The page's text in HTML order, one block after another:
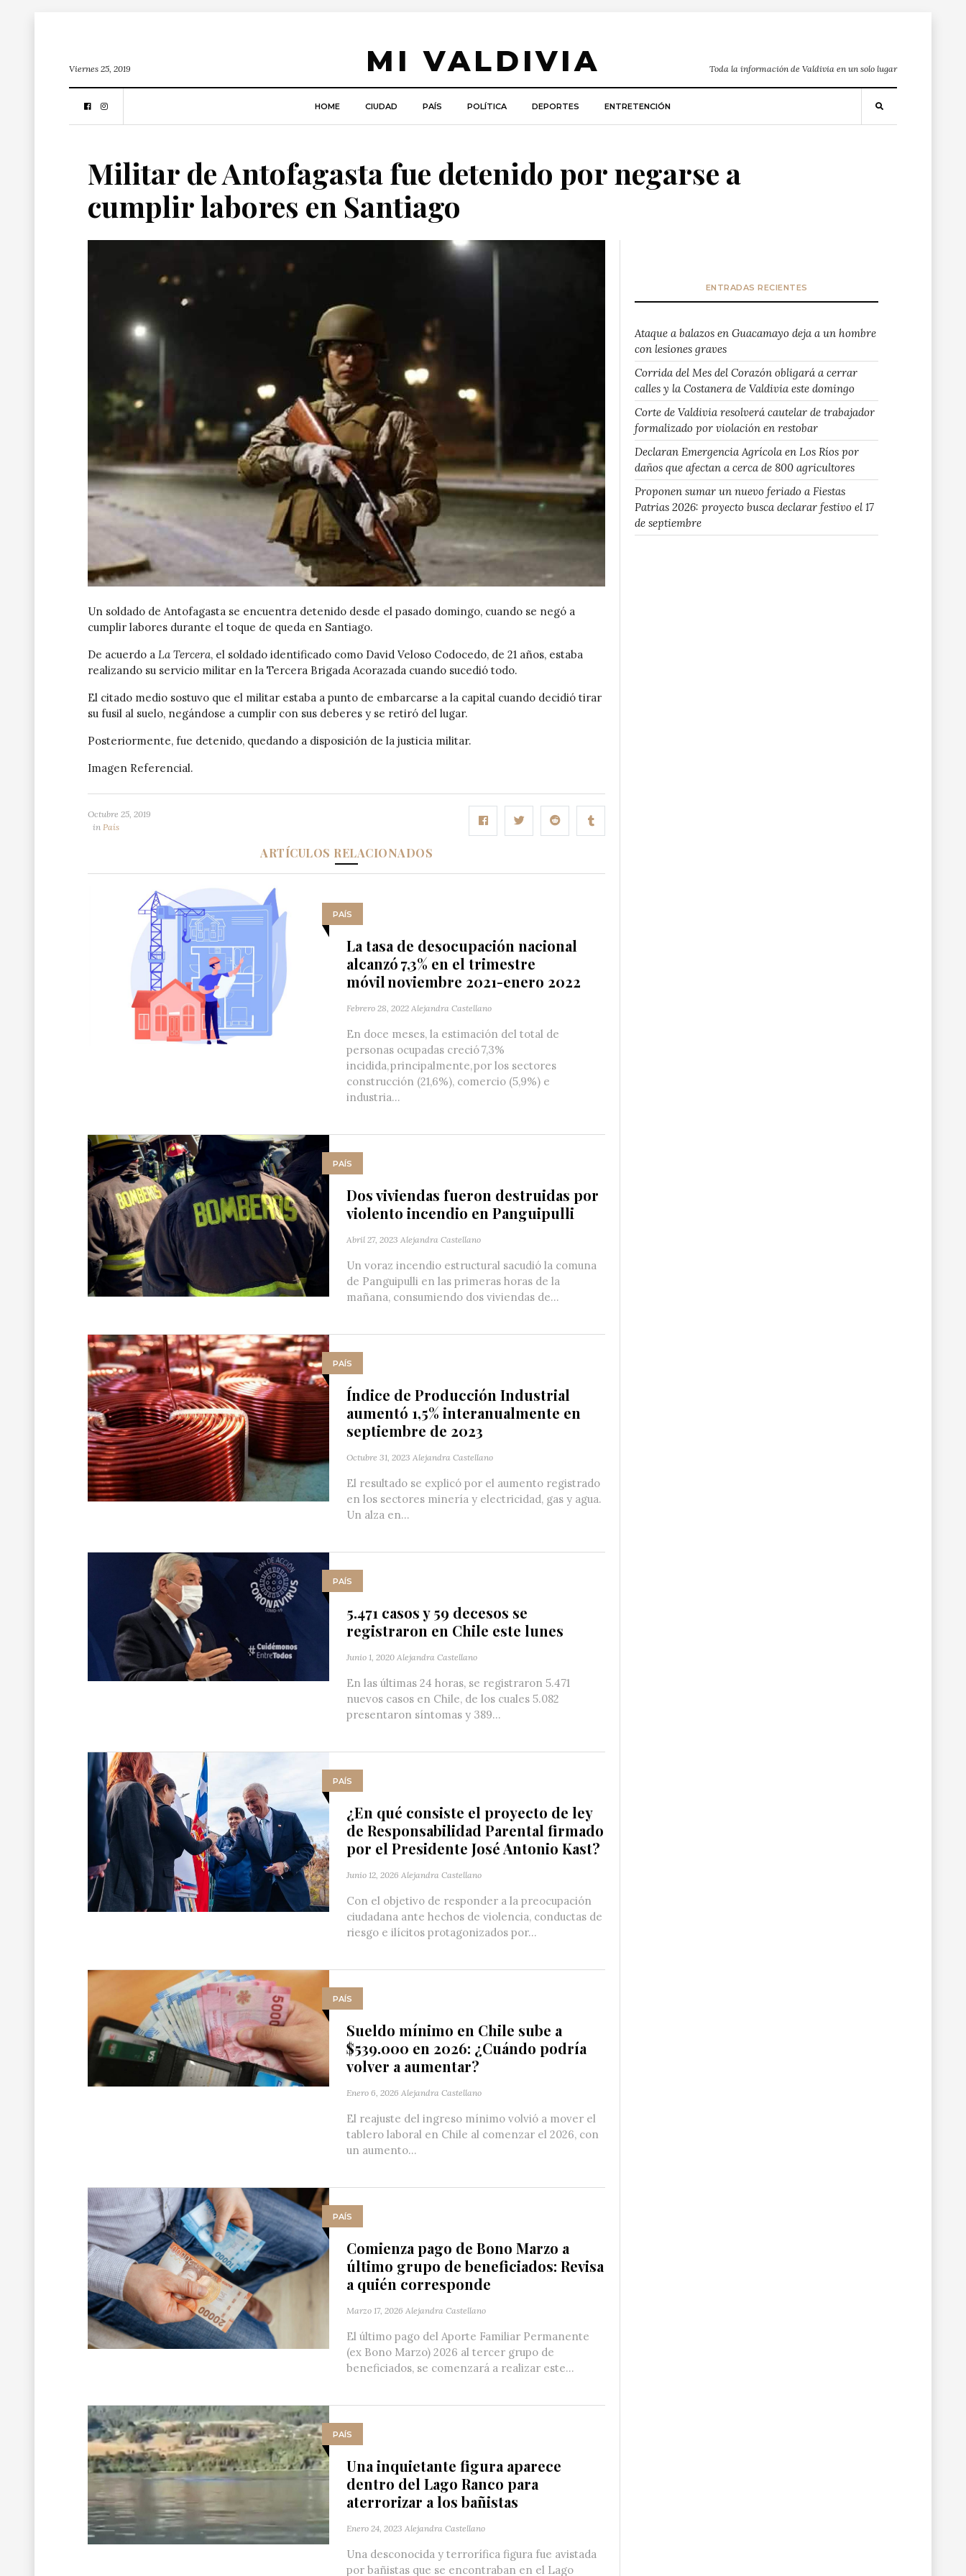
MI VALDIVIA
Viernes 25, 2019 Toda la información de Valdivia en un solo lugar
HOME CIUDAD PAÍS POLÍTICA DEPORTES ENTRETENCIÓN
Militar de Antofagasta fue detenido por negarse a
cumplir labores en Santiago
Un soldado de Antofagasta se encuentra detenido desde el pasado domingo, cuando se negó a
cumplir labores durante el toque de queda en Santiago.
De acuerdo a La Tercera, el soldado identificado como David Veloso Codocedo, de 21 años, estaba
realizando su servicio militar en la Tercera Brigada Acorazada cuando sucedió todo.
El citado medio sostuvo que el militar estaba a punto de embarcarse a la capital cuando decidió tirar
su fusil al suelo, negándose a cumplir con sus deberes y se retiró del lugar.
Posteriormente, fue detenido, quedando a disposición de la justicia militar.
Imagen Referencial.
Octubre 25, 2019
in País
ARTÍCULOS RELACIONADOS
PAÍS
La tasa de desocupación nacional
alcanzó 7,3% en el trimestre
móvil noviembre 2021-enero 2022
Febrero 28, 2022 Alejandra Castellano
En doce meses, la estimación del total de
personas ocupadas creció 7,3%
incidida, principalmente, por los sectores
construcción (21,6%), comercio (5,9%) e
industria...
PAÍS
Dos viviendas fueron destruidas por
violento incendio en Panguipulli
Abril 27, 2023 Alejandra Castellano
Un voraz incendio estructural sacudió la comuna
de Panguipulli en las primeras horas de la
mañana, consumiendo dos viviendas de...
PAÍS
Índice de Producción Industrial
aumentó 1,5% interanualmente en
septiembre de 2023
Octubre 31, 2023 Alejandra Castellano
El resultado se explicó por el aumento registrado
en los sectores minería y electricidad, gas y agua.
Un alza en...
PAÍS
5.471 casos y 59 decesos se
registraron en Chile este lunes
Junio 1, 2020 Alejandra Castellano
En las últimas 24 horas, se registraron 5.471
nuevos casos en Chile, de los cuales 5.082
presentaron síntomas y 389...
PAÍS
¿En qué consiste el proyecto de ley
de Responsabilidad Parental firmado
por el Presidente José Antonio Kast?
Junio 12, 2026 Alejandra Castellano
Con el objetivo de responder a la preocupación
ciudadana ante hechos de violencia, conductas de
riesgo e ilícitos protagonizados por...
PAÍS
Sueldo mínimo en Chile sube a
$539.000 en 2026: ¿Cuándo podría
volver a aumentar?
Enero 6, 2026 Alejandra Castellano
El reajuste del ingreso mínimo volvió a mover el
tablero laboral en Chile al comenzar el 2026, con
un aumento...
PAÍS
Comienza pago de Bono Marzo a
último grupo de beneficiados: Revisa
a quién corresponde
Marzo 17, 2026 Alejandra Castellano
El último pago del Aporte Familiar Permanente
(ex Bono Marzo) 2026 al tercer grupo de
beneficiados, se comenzará a realizar este...
PAÍS
Una inquietante figura aparece
dentro del Lago Ranco para
aterrorizar a los bañistas
Enero 24, 2023 Alejandra Castellano
Una desconocida y terrorífica figura fue avistada
por bañistas que se encontraban en el Lago
ENTRADAS RECIENTES
Ataque a balazos en Guacamayo deja a un hombre
con lesiones graves
Corrida del Mes del Corazón obligará a cerrar
calles y la Costanera de Valdivia este domingo
Corte de Valdivia resolverá cautelar de trabajador
formalizado por violación en restobar
Declaran Emergencia Agrícola en Los Ríos por
daños que afectan a cerca de 800 agricultores
Proponen sumar un nuevo feriado a Fiestas
Patrias 2026: proyecto busca declarar festivo el 17
de septiembre